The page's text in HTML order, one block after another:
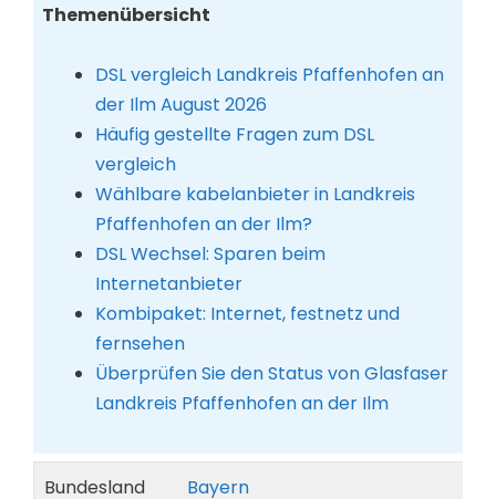
Themenübersicht
DSL vergleich Landkreis Pfaffenhofen an
der Ilm August 2026
Häufig gestellte Fragen zum DSL
vergleich
Wählbare kabelanbieter in Landkreis
Pfaffenhofen an der Ilm?
DSL Wechsel: Sparen beim
Internetanbieter
Kombipaket: Internet, festnetz und
fernsehen
Überprüfen Sie den Status von Glasfaser
Landkreis Pfaffenhofen an der Ilm
Bundesland Bayern